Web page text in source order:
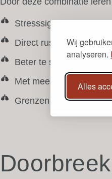
Wij
analyseren.
Alles
Stresssignalen
Direct rust te ervaren
Beter te slapen
Met meer energie en
Grenzen niet te